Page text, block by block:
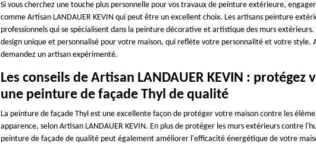
Si vous cherchez une touche plus personnelle pour vos travaux de peinture extérieure,
comme Artisan LANDAUER KEVIN qui peut être un excellent choix. Les artisans peinture
professionnels qui se spécialisent dans la peinture décorative et artistique des murs
design unique et personnalisé pour votre maison, qui reflète votre personnalité et votre style.
demandez un artisan expérimenté.
Les conseils de Artisan LANDAUER KEVIN : protégez
une peinture de façade Thyl de qualité
La peinture de façade Thyl est une excellente façon de protéger votre maison contre les
apparence, selon Artisan LANDAUER KEVIN. En plus de protéger les murs extérieurs contre
peinture de façade de qualité peut également améliorer l'efficacité énergétique de votre